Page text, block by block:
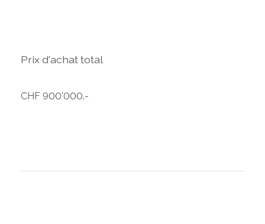
Prix d'achat total
CHF 900'000.-